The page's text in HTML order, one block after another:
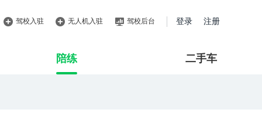
驾校入驻 无人机入驻 驾校后台 登录 注册
陪练 二手车